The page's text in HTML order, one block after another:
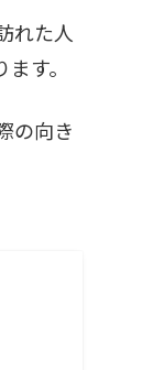
れた人
す。
の向き